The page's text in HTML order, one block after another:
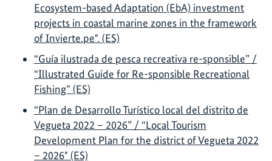
Ecosystem-based Adaptation (EbA) investment
projects in coastal marine zones in the framework
of Invierte.pe". (ES)
“Guía ilustrada de pesca recreativa re-sponsible” /
“Illustrated Guide for Re-sponsible Recreational
Fishing” (ES)
“Plan de Desarrollo Turístico local del distrito de
Vegueta 2022 – 2026” / “Local Tourism
Development Plan for the district of Vegueta 2022
– 2026" (ES)